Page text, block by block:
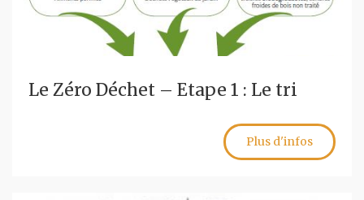
Le Zéro Déchet – Etape 1 : Le tri
Plus d'infos